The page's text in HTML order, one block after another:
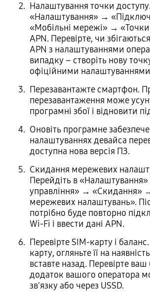
Налаштування точки
«Налаштування» →
«Мобільні мережі» →
APN. Перевірте, чи
APN з налаштуваннями
випадку – створіть нову
офіційними
Перезавантажте смартфон.
перезавантаження може
програмні збої і відновити
Оновіть програмне
налаштуваннях девайса
доступна нова версія ПЗ.
Скидання мережевих
Перейдіть в
управління» → «Скидання»
мережевих налаштувань».
потрібно буде повторно
Wi-Fi і ввести дані APN.
Перевірте SIM-карту і
карту, огляньте її на
вставте назад. Перевірте
додаток вашого оператора
зв'язку або через USSD.